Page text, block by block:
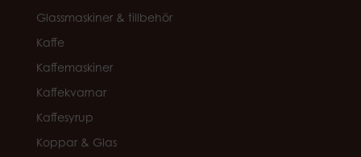
Glassmaskiner & tillbehör
Kaffe
Kaffemaskiner
Kaffekvarnar
Kaffesyrup
Koppar & Glas